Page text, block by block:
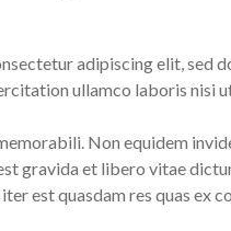
adipiscing elit, sed
ullamco laboris nisi
Non equidem
gravida et libero vitae
est quasdam res quas ex